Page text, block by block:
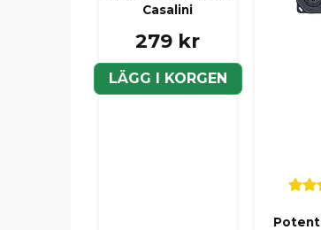
Casalini
279 kr
LÄGG I KORGEN